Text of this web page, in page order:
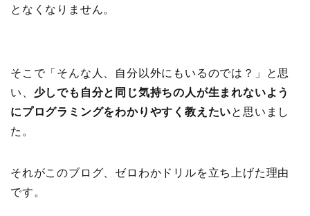
となくなりません。
そこで「そんな人、自分以外にもいるのでは？」と思
い、 少しでも自分と同じ気持ちの人が生まれないよう
にプログラミングをわかりやすく教えたいと思いまし
た。
それがこのブログ、ゼロわかドリルを立ち上げた理由
です。